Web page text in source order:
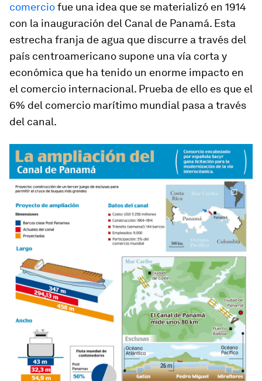
comerciofue una idea que se materializó en 1914
con la inauguración del Canal de Panamá. Esta
estrecha franja de agua que discurre a través del
país centroamericano supone una vía corta y
económica que ha tenido un enorme impacto en
el comercio internacional. Prueba de ello es que el
6% del comercio marítimo mundial pasa a través
del canal.